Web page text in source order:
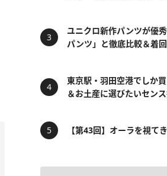
ユニクロ新作パンツが優
パンツ」と徹底比較＆着
東京駅・羽田空港でしか
＆お土産に選びたいセン
【第43回】オーラを視て